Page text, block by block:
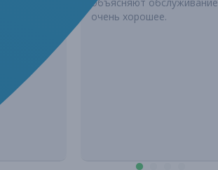
очень хорошее.